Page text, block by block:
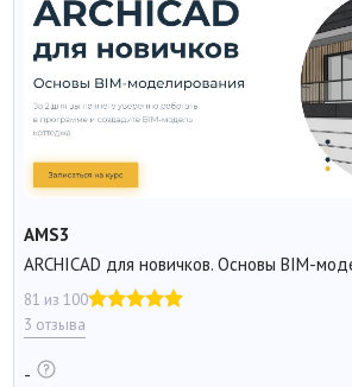
AMS3
ARCHICAD для новичков. Основы BIM-
81 из 100
3 отзыва
-